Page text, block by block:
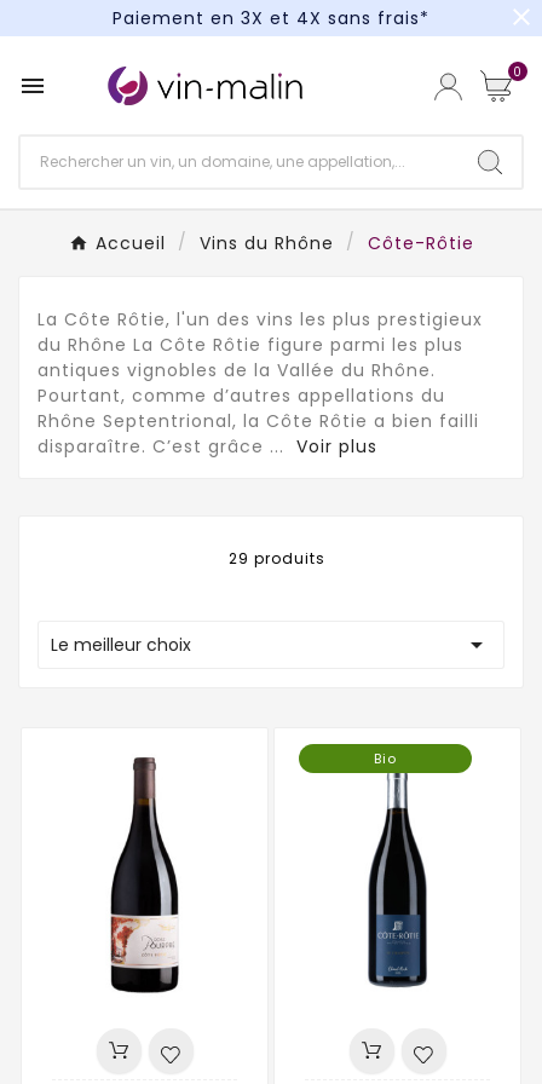
Paiement en 3X et 4X sans frais*
Paiement en 3X et 4X sans frais*
close
 0
Accueil Vins du Rhône Côte-Rôtie
La Côte Rôtie, l'un des vins les plus prestigieux
du Rhône La Côte Rôtie figure parmi les plus
antiques vignobles de la Vallée du Rhône.
Pourtant, comme d’autres appellations du
Rhône Septentrional, la Côte Rôtie a bien failli
disparaître. C’est grâce ... Voir plus
29 produits
Le meilleur choix 
Bio